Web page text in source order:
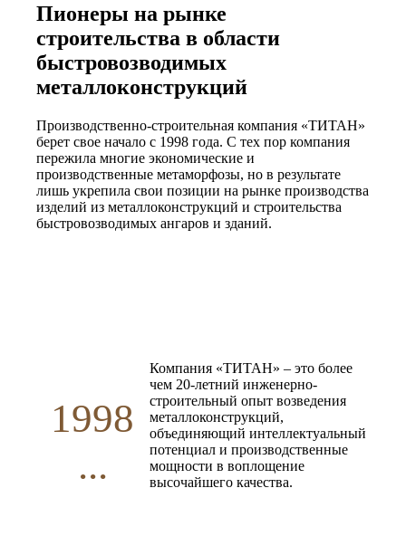
Пионеры на рынке
строительства в области
быстровозводимых
металлоконструкций
Производственно-строительная компания «ТИТАН»
берет свое начало с 1998 года. С тех пор компания
пережила многие экономические и
производственные метаморфозы, но в результате
лишь укрепила свои позиции на рынке производства
изделий из металлоконструкций и строительства
быстровозводимых ангаров и зданий.
1998
...
Компания «ТИТАН» – это более
чем 20-летний инженерно-
строительный опыт возведения
металлоконструкций,
объединяющий интеллектуальный
потенциал и производственные
мощности в воплощение
высочайшего качества.